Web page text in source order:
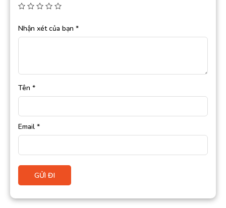
Nhận xét của bạn *
Tên *
Email *